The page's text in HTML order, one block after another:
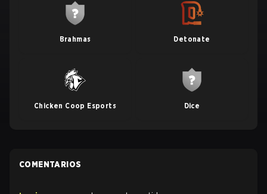
Brahmas Detonate
Chicken Coop Esports Dice
COMENTARIOS